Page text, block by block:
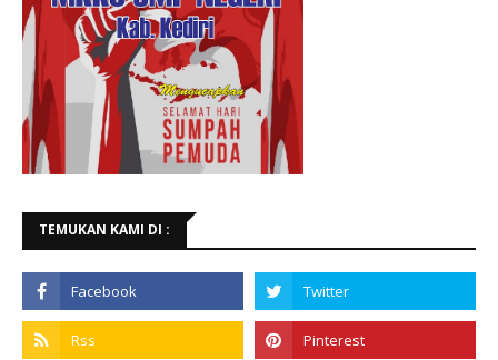
TEMUKAN KAMI DI :